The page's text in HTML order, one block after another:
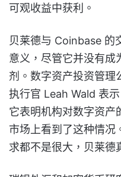
可观收益中获利。
贝莱德与 Coinbase 的
意义，尽管它并没有成
剂。数字资产投资管
执行官 Leah Wald 表
它表明机构对数字资产
市场上看到了这种情况
求都不是很大，贝莱德